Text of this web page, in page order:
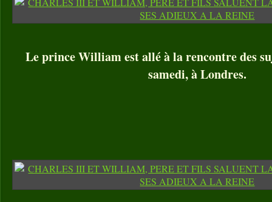
Le prince William est allé à la rencontre des
samedi, à Londres.